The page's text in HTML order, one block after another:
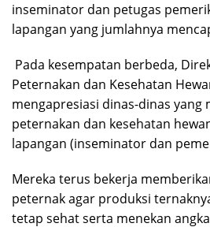
inseminator dan petugas
lapangan yang jumlahnya
Pada kesempatan berbeda,
Peternakan dan Kesehatan
mengapresiasi dinas-dinas yang
peternakan dan kesehatan
lapangan (inseminator dan
Mereka terus bekerja
peternak agar produksi
tetap sehat serta menekan